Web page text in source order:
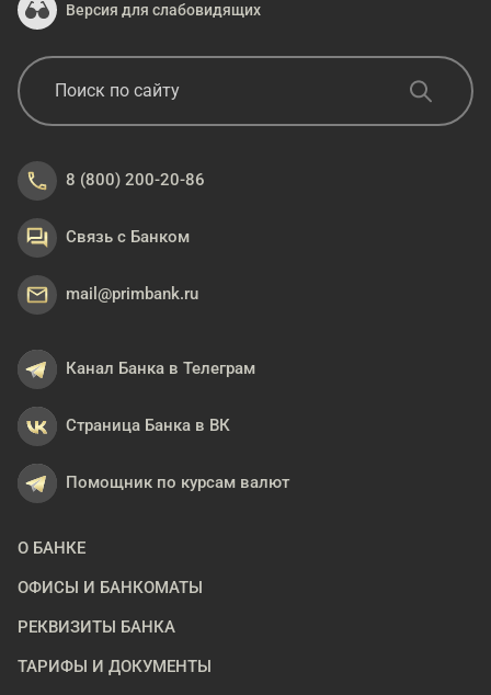
Версия для слабовидящих
8 (800) 200-20-86
Связь с Банком
mail@primbank.ru
Канал Банка в Телеграм
Страница Банка в ВК
Помощник по курсам валют
О БАНКЕ
ОФИСЫ И БАНКОМАТЫ
РЕКВИЗИТЫ БАНКА
ТАРИФЫ И ДОКУМЕНТЫ